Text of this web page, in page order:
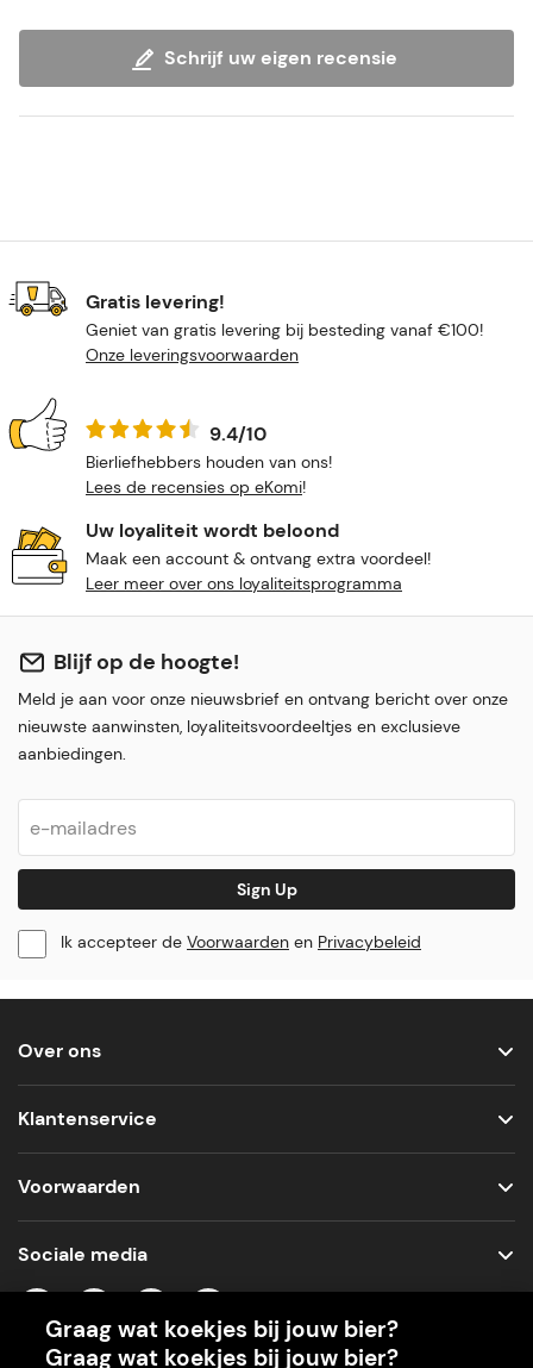
Schrijf uw eigen recensie
Gratis levering!
Geniet van gratis levering bij besteding vanaf €100!
Onze leveringsvoorwaarden
9.4/10
Bierliefhebbers houden van ons!
Lees de recensies op eKomi!
Uw loyaliteit wordt beloond
Maak een account & ontvang extra voordeel!
Leer meer over ons loyaliteitsprogramma
Blijf op de hoogte!
Meld je aan voor onze nieuwsbrief en ontvang bericht over onze
nieuwste aanwinsten, loyaliteitsvoordeeltjes en exclusieve
aanbiedingen.
Sign Up
Ik accepteer de Voorwaarden en Privacybeleid
Over ons
Klantenservice
Voorwaarden
Sociale media
Graag wat koekjes bij jouw bier?
Graag wat koekjes bij jouw bier?